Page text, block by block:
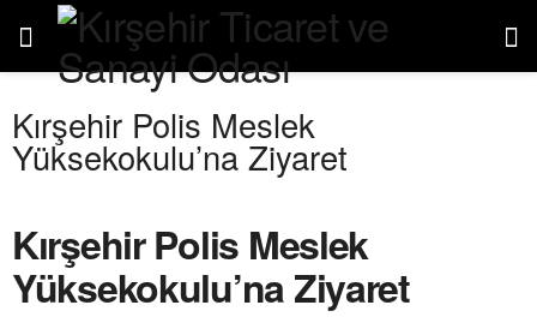
Kırşehir Polis Meslek
Yüksekokulu’na Ziyaret
Kırşehir Polis Meslek
Yüksekokulu’na Ziyaret